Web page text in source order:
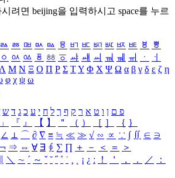
려면 beijing을 입력하시고 space를 누르
ㅬ ㅭ ㅮ ㅯ ㅰ ㅱ ㅲ ㅳ ㅴ ㅵ ㅶ ㅷ ㅸ
ㅹ
ㆁ ㆂ ㆃ ㆄ ㆅ ㆆ ㆇ ㆈ ㆉ ㆊ ㆋ ㆌ ㆍ
ㆎ
Μ Ν Ξ Ο Π Ρ Σ ΤΥ Φ Χ Ψ Ω α β γ δ ε ζ η
φ χ ψ ω
פ ם ן ו ט א ר ק ף ך ל ח י ע כ ג ד ש
」 『 』 【 】 ＂ （ ） ［ ］ ｛ ｝
∠ ⊥ ⌒ ∂ ∇ ≡ ≒ ≪ ≫ √ ∽ ∝ ∵ ∫ ∬ ∈ ∋
⇒ ⇔ ∀ ∃ ∮ ∑ ∏ ＋ － ＜ ＝
＞
＼ ∼ ´ ～ ˇ ˘ ˝ ˚ ˙ ¸ ¡ ¿ ː ！ ＇ ， ． ／
：